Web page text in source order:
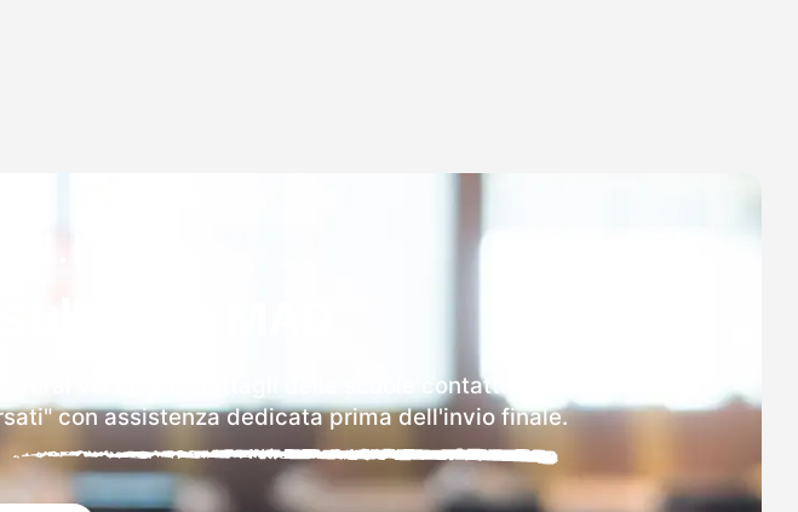
tua MAD
via email i dettagli delle scuole contattate.
con assistenza dedicata prima dell'invio finale.